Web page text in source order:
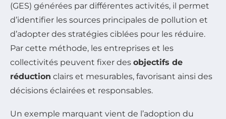
(GES) générées par différentes activités, il permet
d’identifier les sources principales de pollution et
d’adopter des stratégies ciblées pour les réduire.
Par cette méthode, les entreprises et les
collectivités peuvent fixer des objectifs de
réduction clairs et mesurables, favorisant ainsi des
décisions éclairées et responsables.
Un exemple marquant vient de l’adoption du